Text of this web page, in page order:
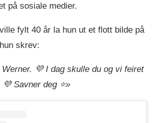
på sosiale medier.
fylt 40 år la hun ut et flott bilde på
skrev:
💜 I dag skulle du og vi feiret
Savner deg ⭐️»